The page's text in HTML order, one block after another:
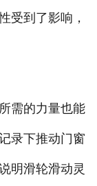
受到了影响，
需的力量也能
录下推动门窗
明滑轮滑动灵